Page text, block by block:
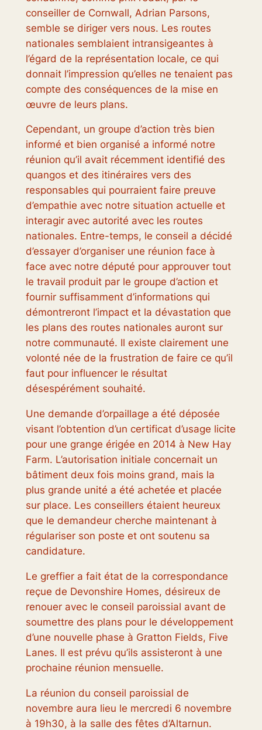
conseiller de Cornwall, Adrian Parsons,
semble se diriger vers nous. Les routes
nationales semblaient intransigeantes à
l’égard de la représentation locale, ce qui
donnait l’impression qu’elles ne tenaient pas
compte des conséquences de la mise en
œuvre de leurs plans.
Cependant, un groupe d’action très bien
informé et bien organisé a informé notre
réunion qu’il avait récemment identifié des
quangos et des itinéraires vers des
responsables qui pourraient faire preuve
d’empathie avec notre situation actuelle et
interagir avec autorité avec les routes
nationales. Entre-temps, le conseil a décidé
d’essayer d’organiser une réunion face à
face avec notre député pour approuver tout
le travail produit par le groupe d’action et
fournir suffisamment d’informations qui
démontreront l’impact et la dévastation que
les plans des routes nationales auront sur
notre communauté. Il existe clairement une
volonté née de la frustration de faire ce qu’il
faut pour influencer le résultat
désespérément souhaité.
Une demande d’orpaillage a été déposée
visant l’obtention d’un certificat d’usage licite
pour une grange érigée en 2014 à New Hay
Farm. L’autorisation initiale concernait un
bâtiment deux fois moins grand, mais la
plus grande unité a été achetée et placée
sur place. Les conseillers étaient heureux
que le demandeur cherche maintenant à
régulariser son poste et ont soutenu sa
candidature.
Le greffier a fait état de la correspondance
reçue de Devonshire Homes, désireux de
renouer avec le conseil paroissial avant de
soumettre des plans pour le développement
d’une nouvelle phase à Gratton Fields, Five
Lanes. Il est prévu qu’ils assisteront à une
prochaine réunion mensuelle.
La réunion du conseil paroissial de
novembre aura lieu le mercredi 6 novembre
à 19h30, à la salle des fêtes d’Altarnun.